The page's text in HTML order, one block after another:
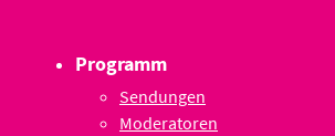
Programm
Sendungen
Moderatoren